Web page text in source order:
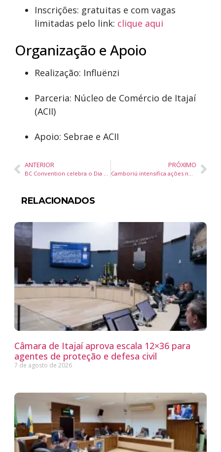
Inscrições: gratuitas e com vagas
limitadas pelo link: clique aqui
Organização e Apoio
Realização: Influënzi
Parceria: Núcleo de Comércio de Itajaí
(ACII)
Apoio: Sebrae e ACII
ANTERIOR
BC Convention celebra o Dia da Secretária com homenagens e ação de valorização em Florianópolis
PRÓXIMO
Camboriú intensifica ações no Dia Estadual de Combate ao Abuso e Exploração Sexual de Crianças e Adolescentes
RELACIONADOS
Câmara de Itajaí aprova escala 12×36 para
agentes de proteção e defesa civil
7 de agosto de 2026